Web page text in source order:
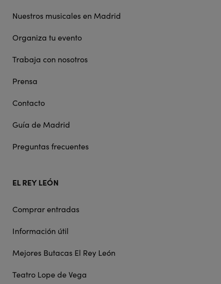
Nuestros musicales en Madrid
Organiza tu evento
Trabaja con nosotros
Prensa
Contacto
Guía de Madrid
Preguntas frecuentes
EL REY LEÓN
Comprar entradas
Información útil
Mejores Butacas El Rey León
Teatro Lope de Vega